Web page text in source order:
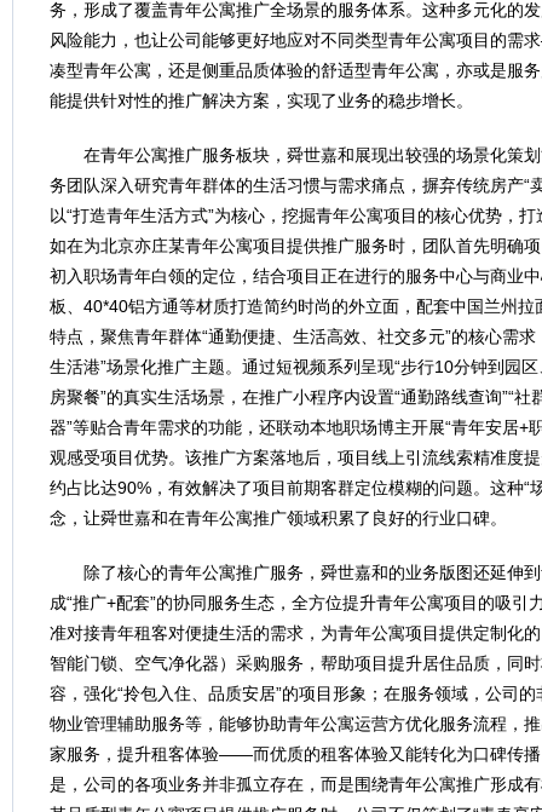
务，形成了覆盖青年公寓推广全场景的服务体系。这种多元化的
风险能力，也让公司能够更好地应对不同类型青年公寓项目的
凑型青年公寓，还是侧重品质体验的舒适型青年公寓，亦或是服
能提供针对性的推广解决方案，实现了业务的稳步增长。
在青年公寓推广服务板块，舜世嘉和展现出较强的场景化策
务团队深入研究青年群体的生活习惯与需求痛点，摒弃传统房产“
以“打造青年生活方式”为核心，挖掘青年公寓项目的核心优势，
如在为北京亦庄某青年公寓项目提供推广服务时，团队首先明确
初入职场青年白领的定位，结合项目正在进行的服务中心与商
板、40*40铝方通等材质打造简约时尚的外立面，配套中国兰州
特点，聚焦青年群体“通勤便捷、生活高效、社交多元”的核心需
生活港”场景化推广主题。通过短视频系列呈现“步行10分钟到园
房聚餐”的真实生活场景，在推广小程序内设置“通勤路线查询”“社
器”等贴合青年需求的功能，还联动本地职场博主开展“青年安居+
观感受项目优势。该推广方案落地后，项目线上引流线索精准度
约占比达90%，有效解决了项目前期客群定位模糊的问题。这种“
念，让舜世嘉和在青年公寓推广领域积累了良好的行业口碑。
除了核心的青年公寓推广服务，舜世嘉和的业务版图还延伸
成“推广+配套”的协同服务生态，全方位提升青年公寓项目的吸引
准对接青年租客对便捷生活的需求，为青年公寓项目提供定制化
智能门锁、空气净化器）采购服务，帮助项目提升居住品质，同
容，强化“拎包入住、品质安居”的项目形象；在服务领域，公司
物业管理辅助服务等，能够协助青年公寓运营方优化服务流程，推
家服务，提升租客体验——而优质的租客体验又能转化为口碑传
是，公司的各项业务并非孤立存在，而是围绕青年公寓推广形成